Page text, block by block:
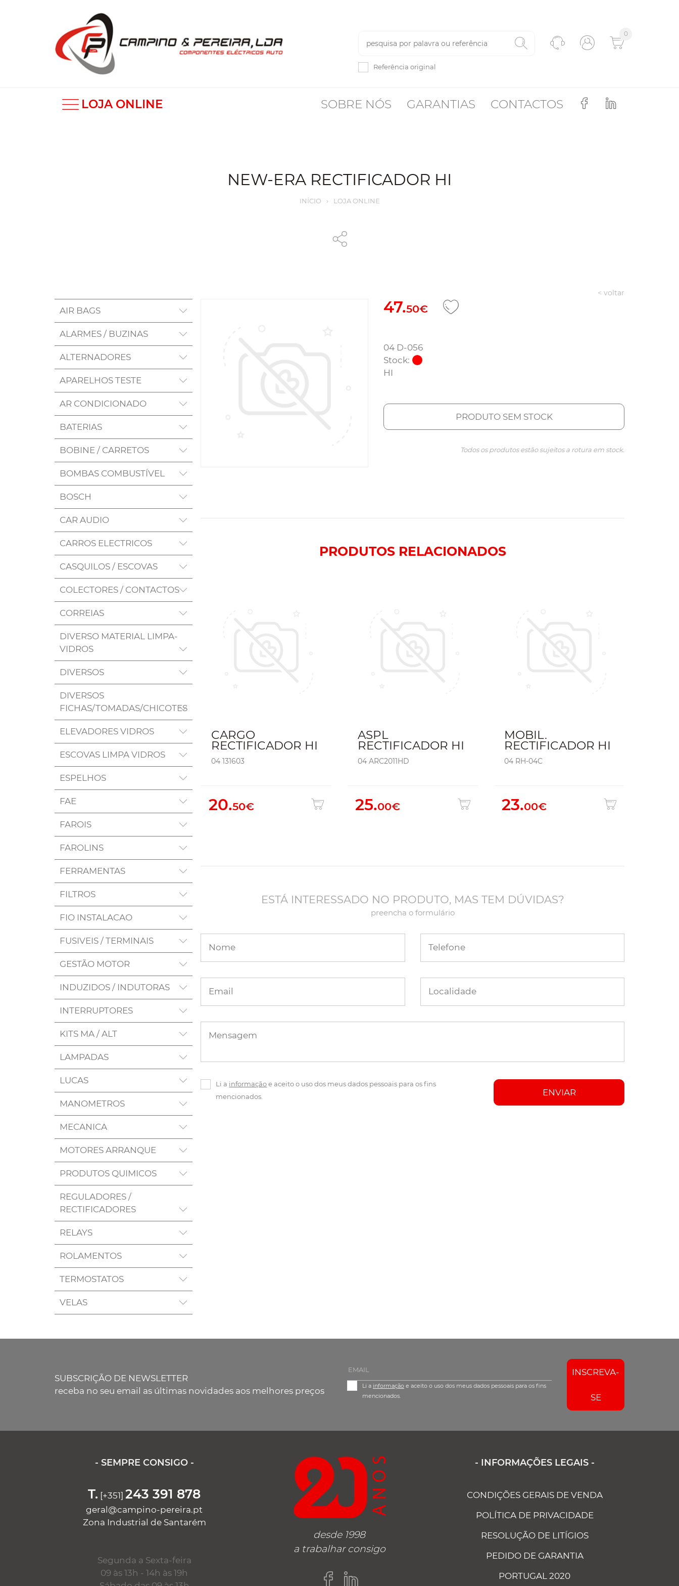
Referência original
0
LOJA ONLINE SOBRE NÓS GARANTIAS CONTACTOS
NEW-ERA RECTIFICADOR HI
INÍCIO › LOJA ONLINE
< voltar
AIR BAGS
ALARMES / BUZINAS
ALTERNADORES
APARELHOS TESTE
AR CONDICIONADO
BATERIAS
BOBINE / CARRETOS
BOMBAS COMBUSTÍVEL
BOSCH
CAR AUDIO
CARROS ELECTRICOS
CASQUILOS / ESCOVAS
COLECTORES / CONTACTOS
CORREIAS
DIVERSO MATERIAL LIMPA-
VIDROS
DIVERSOS
DIVERSOS
FICHAS/TOMADAS/CHICOTES
ELEVADORES VIDROS
ESCOVAS LIMPA VIDROS
ESPELHOS
FAE
FAROIS
FAROLINS
FERRAMENTAS
FILTROS
FIO INSTALACAO
FUSIVEIS / TERMINAIS
GESTÃO MOTOR
INDUZIDOS / INDUTORAS
INTERRUPTORES
KITS MA / ALT
LAMPADAS
LUCAS
MANOMETROS
MECANICA
MOTORES ARRANQUE
PRODUTOS QUIMICOS
REGULADORES /
RECTIFICADORES
RELAYS
ROLAMENTOS
TERMOSTATOS
VELAS
47.50€
04 D-056
Stock:
HI
PRODUTO SEM STOCK
Todos os produtos estão sujeitos a rotura em stock.
PRODUTOS RELACIONADOS
CARGO
RECTIFICADOR HI
04 131603
20.50€
ASPL
RECTIFICADOR HI
04 ARC2011HD
25.00€
MOBIL.
RECTIFICADOR HI
04 RH-04C
23.00€
ESTÁ INTERESSADO NO PRODUTO, MAS TEM DÚVIDAS?
preencha o formulário
Nome Telefone
Email Localidade
Mensagem
Li a informaçãoe aceito o uso dos meus dados pessoais para os fins
mencionados.
ENVIAR
SUBSCRIÇÃO DE NEWSLETTER
receba no seu email as últimas novidades aos melhores preços
Li a informação e aceito o uso dos meus dados pessoais para os fins
mencionados.
INSCREVA-
SE
- SEMPRE CONSIGO -
T. [+351]243 391 878
geral@campino-pereira.pt
Zona Industrial de Santarém
Segunda a Sexta-feira
09 às 13h - 14h às 19h
desde 1998
a trabalhar consigo
- INFORMAÇÕES LEGAIS -
CONDIÇÕES GERAIS DE VENDA
POLÍTICA DE PRIVACIDADE
RESOLUÇÃO DE LITÍGIOS
PEDIDO DE GARANTIA
PORTUGAL 2020